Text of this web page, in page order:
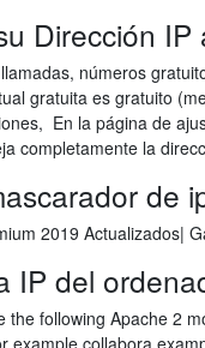
Dirección
números
gratuita es gratuito
En la página de
completamente la
de
2019 Actualizados|
IP del
the following Apache 2
example